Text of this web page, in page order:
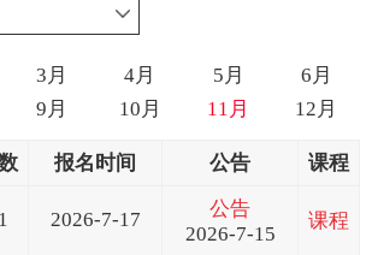
3月 4月 5月
6月
9月 10月 11月 12月
报名时间 公告 课程
2026-7-17
公告
2026-7-15
课程